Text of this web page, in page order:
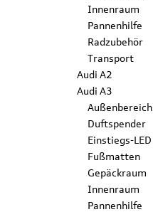
Innenraum
Pannenhilfe
Radzubehör
Transport
Audi A2
Audi A3
Außenbereich
Duftspender
Einstiegs-LED
Fußmatten
Gepäckraum
Innenraum
Pannenhilfe